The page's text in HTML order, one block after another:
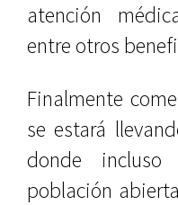
atención
entre otros
Finalmente
se estará
donde
población